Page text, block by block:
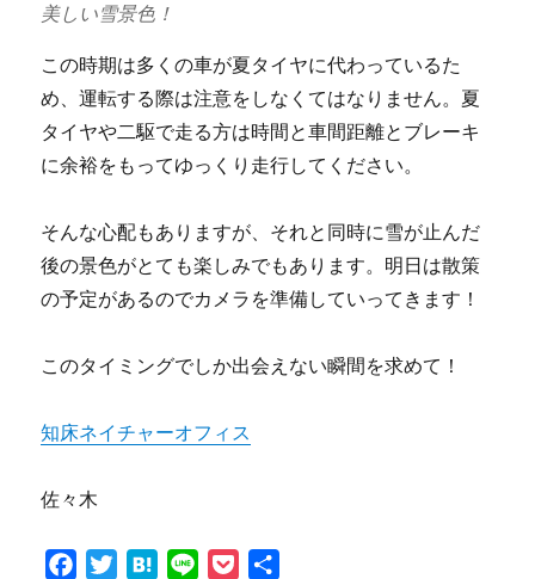
美しい雪景色！
この時期は多くの車が夏タイヤに代わっているた
め、運転する際は注意をしなくてはなりません。夏
タイヤや二駆で走る方は時間と車間距離とブレーキ
に余裕をもってゆっくり走行してください。
そんな心配もありますが、それと同時に雪が止んだ
後の景色がとても楽しみでもあります。明日は散策
の予定があるのでカメラを準備していってきます！
このタイミングでしか出会えない瞬間を求めて！
知床ネイチャーオフィス
佐々木
H